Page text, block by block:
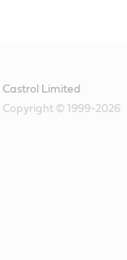
Castrol Limited
Copyright © 1999-2026